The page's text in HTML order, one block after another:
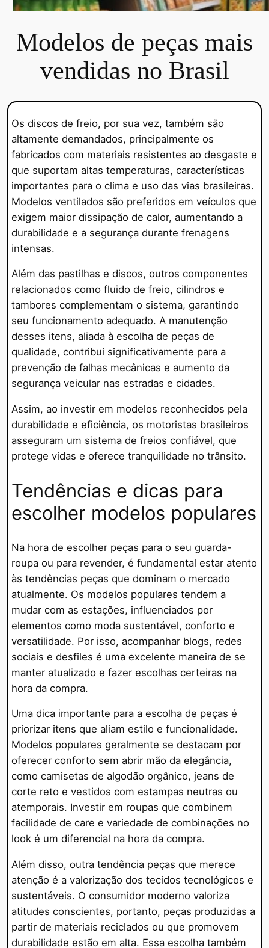
Modelos de peças mais
vendidas no Brasil
Os discos de freio, por sua vez, também são
altamente demandados, principalmente os
fabricados com materiais resistentes ao desgaste e
que suportam altas temperaturas, características
importantes para o clima e uso das vias brasileiras.
Modelos ventilados são preferidos em veículos que
exigem maior dissipação de calor, aumentando a
durabilidade e a segurança durante frenagens
intensas.
Além das pastilhas e discos, outros componentes
relacionados como fluido de freio, cilindros e
tambores complementam o sistema, garantindo
seu funcionamento adequado. A manutenção
desses itens, aliada à escolha de peças de
qualidade, contribui significativamente para a
prevenção de falhas mecânicas e aumento da
segurança veicular nas estradas e cidades.
Assim, ao investir em modelos reconhecidos pela
durabilidade e eficiência, os motoristas brasileiros
asseguram um sistema de freios confiável, que
protege vidas e oferece tranquilidade no trânsito.
Tendências e dicas para
escolher modelos populares
Na hora de escolher peças para o seu guarda-
roupa ou para revender, é fundamental estar atento
às tendências peças que dominam o mercado
atualmente. Os modelos populares tendem a
mudar com as estações, influenciados por
elementos como moda sustentável, conforto e
versatilidade. Por isso, acompanhar blogs, redes
sociais e desfiles é uma excelente maneira de se
manter atualizado e fazer escolhas certeiras na
hora da compra.
Uma dica importante para a escolha de peças é
priorizar itens que aliam estilo e funcionalidade.
Modelos populares geralmente se destacam por
oferecer conforto sem abrir mão da elegância,
como camisetas de algodão orgânico, jeans de
corte reto e vestidos com estampas neutras ou
atemporais. Investir em roupas que combinem
facilidade de care e variedade de combinações no
look é um diferencial na hora da compra.
Além disso, outra tendência peças que merece
atenção é a valorização dos tecidos tecnológicos e
sustentáveis. O consumidor moderno valoriza
atitudes conscientes, portanto, peças produzidas a
partir de materiais reciclados ou que promovem
durabilidade estão em alta. Essa escolha também